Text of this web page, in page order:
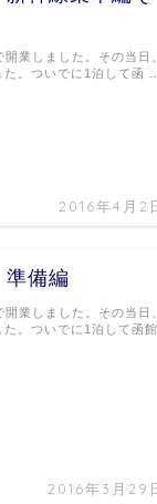
2016年4月2
業しました。その当日、
。ついでに1泊して函 …
備編
2016年3月29
業しました。その当日、
。ついでに1泊して函館